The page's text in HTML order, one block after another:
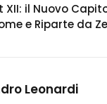
XII: il Nuovo
e Riparte da
Leonardi